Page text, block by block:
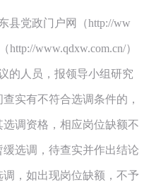
县党政门户网（http://ww
www.qdxw.com.cn/）
的人员，报领导小组研究
实有不符合选调条件的，
调资格，相应岗位缺额不
选调，待查实并作出结论
，如出现岗位缺额，不予